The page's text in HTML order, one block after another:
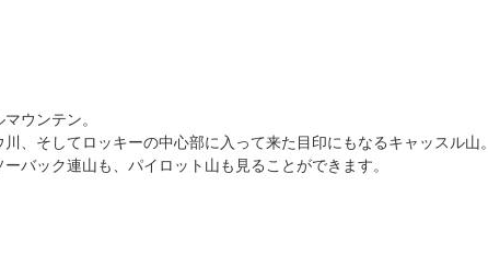
ウンテン。
、そしてロッキーの中心部に入って来た目印にもなるキャッスル山。
バック連山も、パイロット山も見ることができます。